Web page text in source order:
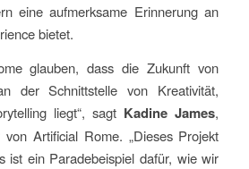
eine aufmerksame Erinnerung an
bietet.
glauben, dass die Zukunft von
der Schnittstelle von Kreativität,
liegt“, sagt Kadine James,
von Artificial Rome. „Dieses Projekt
ist ein Paradebeispiel dafür, wie wir